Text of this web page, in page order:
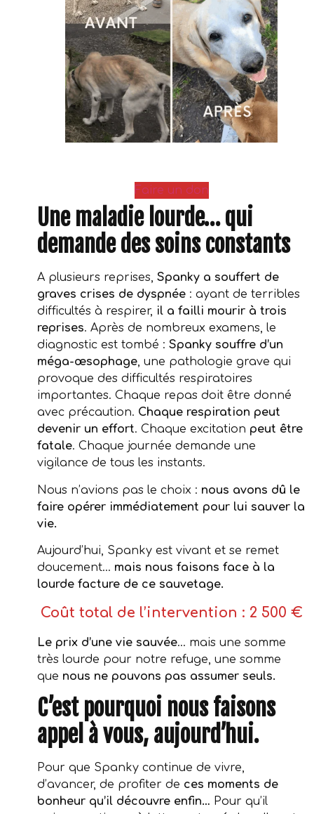
Faire un don
Une maladie lourde… qui
demande des soins constants
A plusieurs reprises, Spanky a souffert de
graves crises de dyspnée : ayant de terribles
difficultés à respirer, il a failli mourir à trois
reprises. Après de nombreux examens, le
diagnostic est tombé : Spanky souffre d’un
méga-œsophage, une pathologie grave qui
provoque des difficultés respiratoires
importantes. Chaque repas doit être donné
avec précaution. Chaque respiration peut
devenir un effort. Chaque excitation peut être
fatale. Chaque journée demande une
vigilance de tous les instants.
Nous n’avions pas le choix : nous avons dû le
faire opérer immédiatement pour lui sauver la
vie.
Aujourd’hui, Spanky est vivant et se remet
doucement… mais nous faisons face à la
lourde facture de ce sauvetage.
Coût total de l’intervention : 2 500 €
Le prix d’une vie sauvée… mais une somme
très lourde pour notre refuge, une somme
que nous ne pouvons pas assumer seuls.
C’est pourquoi nous faisons
appel à vous, aujourd’hui.
Pour que Spanky continue de vivre,
d’avancer, de profiter de ces moments de
bonheur qu’il découvre enfin… Pour qu’il